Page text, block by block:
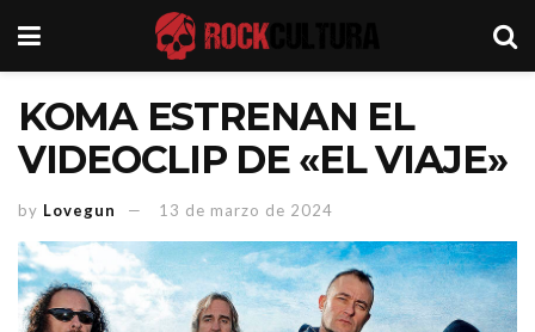
KOMA ESTRENAN EL
VIDEOCLIP DE «EL VIAJE»
by Lovegun 13 de marzo de 2024